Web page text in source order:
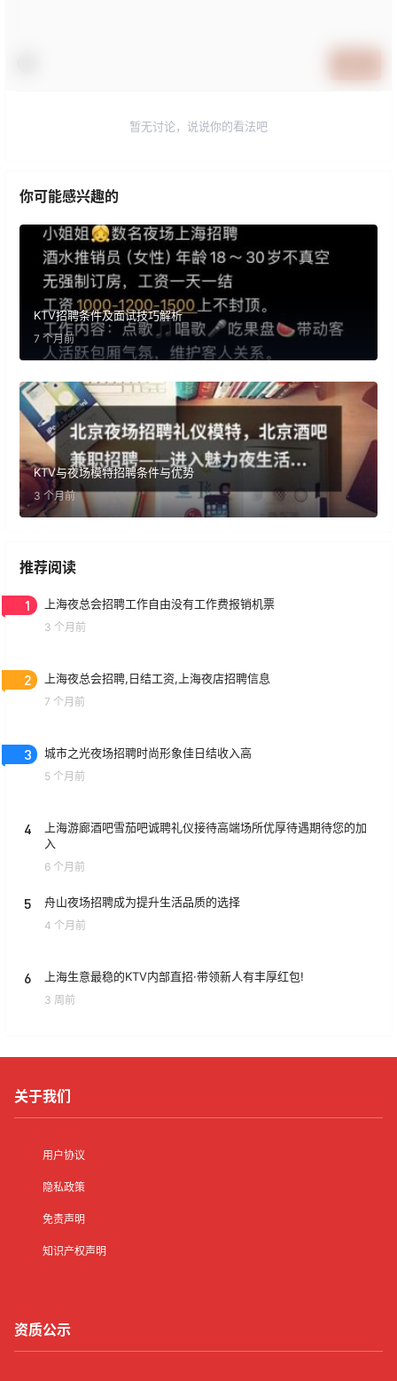
暂无讨论，说说你的看法吧
你可能感兴趣的
KTV招聘条件及面试技巧解析
7 个月前
KTV与夜场模特招聘条件与优势
3 个月前
推荐阅读
1 上海夜总会招聘工作自由没有工作费报销机票
3 个月前
2 上海夜总会招聘,日结工资,上海夜店招聘信息
7 个月前
3 城市之光夜场招聘时尚形象佳日结收入高
5 个月前
4
上海游廊酒吧雪茄吧诚聘礼仪接待高端场所优厚待遇期待您的加
入
6 个月前
5 舟山夜场招聘成为提升生活品质的选择
4 个月前
6 上海生意最稳的KTV内部直招·带领新人有丰厚红包!
3 周前
关于我们
用户协议
隐私政策
免责声明
知识产权声明
资质公示